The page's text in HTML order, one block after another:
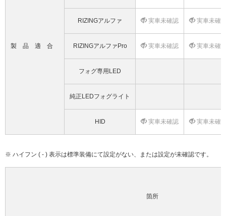
製品適合
RIZINGアルファ 実車未確認 実車未確
RIZINGアルファPro 実車未確認 実車未確
フォグ専用LED
純正LEDフォグライト
HID 実車未確認 実車未確
※ ハイフン ( - ) 表示は標準装備にて設定がない、または設定が未確認です。
箇所